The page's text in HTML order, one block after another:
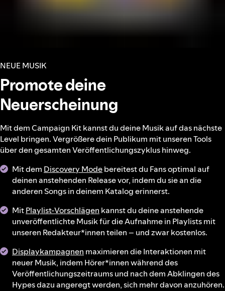
NEUE MUSIK
Promote deine
Neuerscheinung
Mit dem Campaign Kit kannst du deine Musik auf das nächste
Level bringen. Vergrößere dein Publikum mit unseren Tools
über den gesamten Veröffentlichungszyklus hinweg.
Mit dem Discovery Modebereitest du Fans optimal auf
deinen anstehenden Release vor, indem du sie an die
anderen Songs in deinem Katalog erinnerst.
MitPlaylist-Vorschlägen kannst du deine anstehende
unveröffentlichte Musik für die Aufnahme in Playlists mit
unseren Redakteur*innen teilen – und zwar kostenlos.
Displaykampagnen maximieren die Interaktionen mit
neuer Musik, indem Hörer*innen während des
Veröffentlichungszeitraums und nach dem Abklingen des
Hypes dazu angeregt werden, sich mehr davon anzuhören.